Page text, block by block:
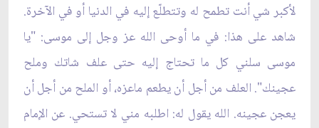
لأكبر شي أنت تطمح له وتتطلّع إليه في الدنيا أو في الآخرة.
شاهد على هذا: في ما أوحى الله عز وجل إلى موسى: "يا
موسى سلني كل ما تحتاج إليه حتى علف شاتك وملح
عجينك". العلف من أجل أن يطعم ماعزه، أو الملح من أجل أن
يعجن عجينه. الله يقول له: اطلبه مني لا تستحي. عن الإمام